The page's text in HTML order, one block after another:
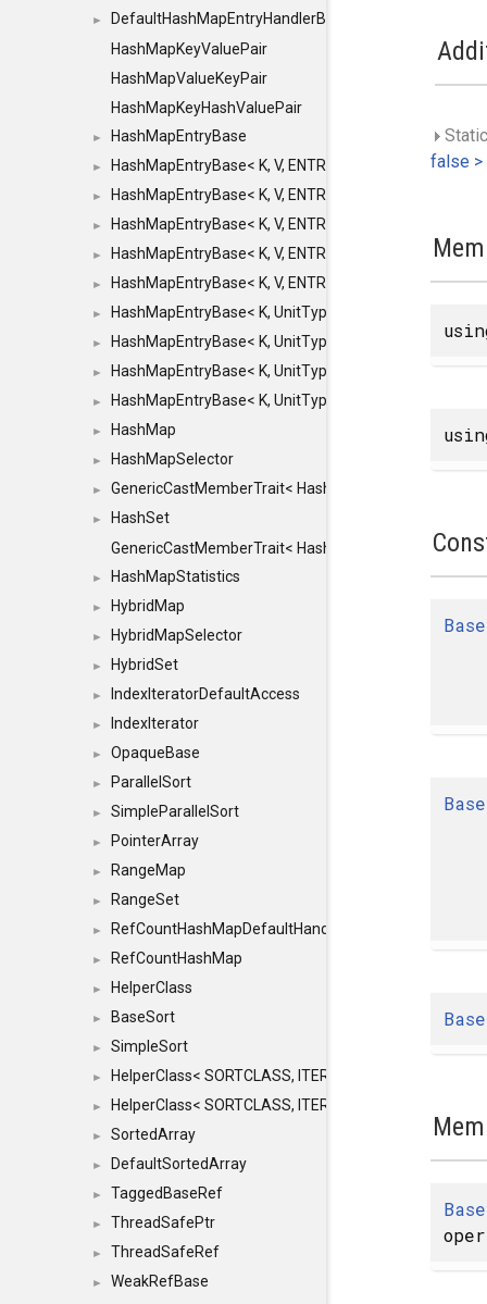
►
DefaultHashMapEntryHandlerBase
HashMapKeyValuePair
HashMapValueKeyPair
HashMapKeyHashValuePair
► HashMapEntryBase
► HashMapEntryBase< K, V, ENTRY_HANDLER,
► HashMapEntryBase< K, V, ENTRY_HANDLER,
► HashMapEntryBase< K, V, ENTRY_HANDLER,
► HashMapEntryBase< K, V, ENTRY_HANDLER,
► HashMapEntryBase< K, V, ENTRY_HANDLER,
► HashMapEntryBase< K, UnitType, ENTRY_HANDLER,
► HashMapEntryBase< K, UnitType, ENTRY_HANDLER,
► HashMapEntryBase< K, UnitType, ENTRY_HANDLER,
► HashMapEntryBase< K, UnitType, ENTRY_HANDLER,
► HashMap
► HashMapSelector
► GenericCastMemberTrait< HashMap< K_TO, V_TO >,
►
HashSet
GenericCastMemberTrait< HashSet< TO >, HashSet<
► HashMapStatistics
► HybridMap
► HybridMapSelector
► HybridSet
► IndexIteratorDefaultAccess
► IndexIterator
► OpaqueBase
► ParallelSort
► SimpleParallelSort
► PointerArray
► RangeMap
► RangeSet
► RefCountHashMapDefaultHandler
► RefCountHashMap
► HelperClass
► BaseSort
► SimpleSort
► HelperClass< SORTCLASS, ITERATOR, CONTENT,
► HelperClass< SORTCLASS, ITERATOR, CONTENT,
► SortedArray
► DefaultSortedArray
► TaggedBaseRef
► ThreadSafePtr
► ThreadSafeRef
►
WeakRefBase
false >